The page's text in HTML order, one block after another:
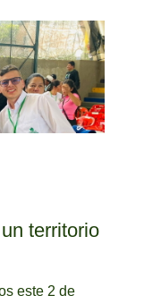
territorio
este 2 de